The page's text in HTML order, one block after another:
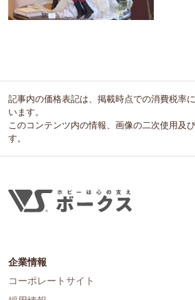
記事内の価格表記は、掲載時点での消費税率
います。
このコンテンツ内の情報、画像の二次使用及
す。
企業情報
コーポレートサイト